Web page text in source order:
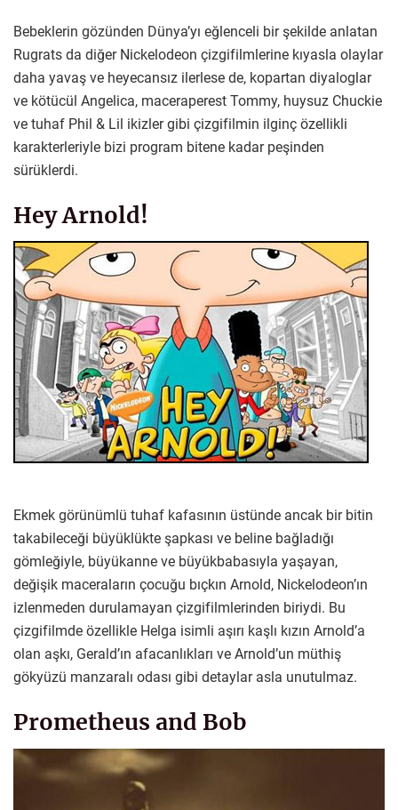
Bebeklerin gözünden Dünya’yı eğlenceli bir şekilde anlatan
Rugrats da diğer Nickelodeon çizgifilmlerine kıyasla olaylar
daha yavaş ve heyecansız ilerlese de, kopartan diyaloglar
ve kötücül Angelica, maceraperest Tommy, huysuz Chuckie
ve tuhaf Phil & Lil ikizler gibi çizgifilmin ilginç özellikli
karakterleriyle bizi program bitene kadar peşinden
sürüklerdi.
Hey Arnold!
Ekmek görünümlü tuhaf kafasının üstünde ancak bir bitin
takabileceği büyüklükte şapkası ve beline bağladığı
gömleğiyle, büyükanne ve büyükbabasıyla yaşayan,
değişik maceraların çocuğu bıçkın Arnold, Nickelodeon’ın
izlenmeden durulamayan çizgifilmlerinden biriydi. Bu
çizgifilmde özellikle Helga isimli aşırı kaşlı kızın Arnold’a
olan aşkı, Gerald’ın afacanlıkları ve Arnold’un müthiş
gökyüzü manzaralı odası gibi detaylar asla unutulmaz.
Prometheus and Bob